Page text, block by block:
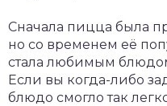
Сначала пицца была
но со временем её
стала любимым
Если вы когда-либо
блюдо смогло так